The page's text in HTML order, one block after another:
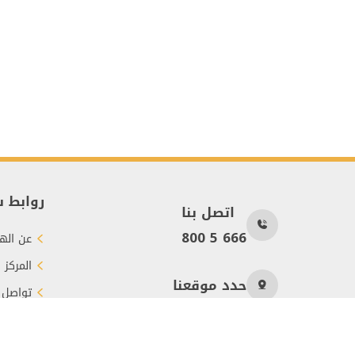
اتصل بنا
800 5 666
حدد موقعنا
عن